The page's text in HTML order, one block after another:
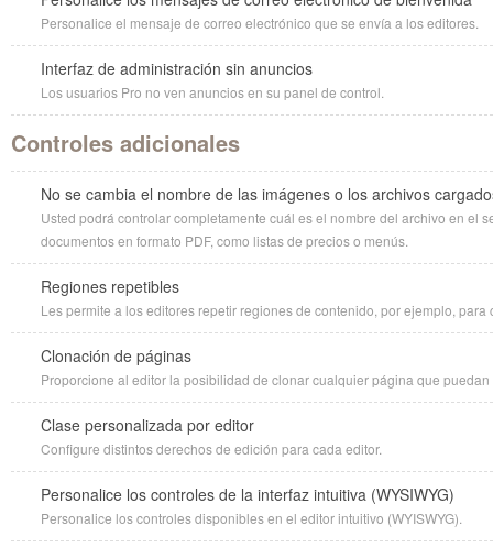
Personalice el mensaje de correo electrónico que se envía a los editores.
Interfaz de administración sin anuncios
Los usuarios Pro no ven anuncios en su panel de control.
Controles adicionales
No se cambia el nombre de las imágenes o los archivos
Usted podrá controlar completamente cuál es el nombre del archivo en el
documentos en formato PDF, como listas de precios o menús.
Regiones repetibles
Les permite a los editores repetir regiones de contenido, por ejemplo,
Clonación de páginas
Proporcione al editor la posibilidad de clonar cualquier página que puedan
Clase personalizada por editor
Configure distintos derechos de edición para cada editor.
Personalice los controles de la interfaz intuitiva (WYSIWYG)
Personalice los controles disponibles en el editor intuitivo (WYISWYG).